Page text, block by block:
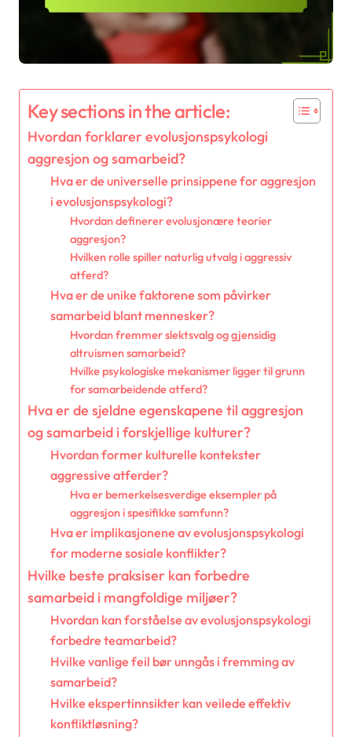
Key sections in the article:
Hvordan forklarer evolusjonspsykologi
aggresjon og samarbeid?
Hva er de universelle prinsippene for aggresjon
i evolusjonspsykologi?
Hvordan definerer evolusjonære teorier
aggresjon?
Hvilken rolle spiller naturlig utvalg i aggressiv
atferd?
Hva er de unike faktorene som påvirker
samarbeid blant mennesker?
Hvordan fremmer slektsvalg og gjensidig
altruismen samarbeid?
Hvilke psykologiske mekanismer ligger til grunn
for samarbeidende atferd?
Hva er de sjeldne egenskapene til aggresjon
og samarbeid i forskjellige kulturer?
Hvordan former kulturelle kontekster
aggressive atferder?
Hva er bemerkelsesverdige eksempler på
aggresjon i spesifikke samfunn?
Hva er implikasjonene av evolusjonspsykologi
for moderne sosiale konflikter?
Hvilke beste praksiser kan forbedre
samarbeid i mangfoldige miljøer?
Hvordan kan forståelse av evolusjonspsykologi
forbedre teamarbeid?
Hvilke vanlige feil bør unngås i fremming av
samarbeid?
Hvilke ekspertinnsikter kan veilede effektiv
konfliktløsning?